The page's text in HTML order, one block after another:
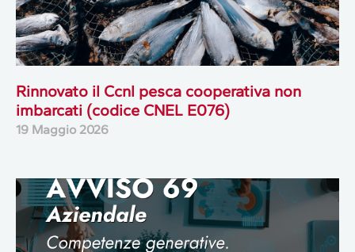
Rinnovato il Ccnl pesca cooperativa non
imbarcati (codice CNEL E076)
19 Maggio 2026